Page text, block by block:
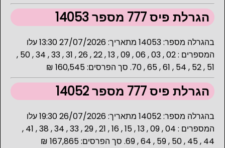
הגרלת פיס 777 מספר 14053
בהגרלה מספר: 14053 מתאריך: 27/07/2026 13:30 עלו
המספרים : 02 , 03 , 06 , 09 , 13 , 22 , 26 , 31 , 33 , 34 , 50 ,
51 , 52 , 54 , 61 , 65 , 70. סך הפרסים: 160,545 ₪
הגרלת פיס 777 מספר 14052
בהגרלה מספר: 14052 מתאריך: 26/07/2026 19:30 עלו
המספרים : 04 , 09 , 13 , 15 , 16 , 21 , 29 , 33 , 34 , 38 , 41 ,
44 , 45 , 50 , 59 , 64 , 69. סך הפרסים: 167,865 ₪